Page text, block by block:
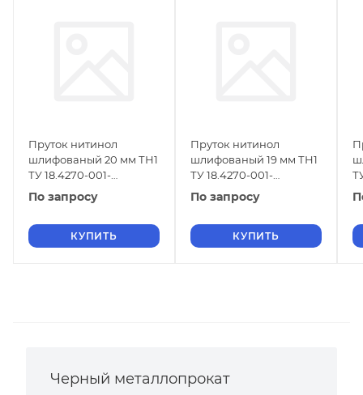
Пруток нитинол
шлифованый 20 мм ТН1
ТУ 18.4270-001-
16980791-2013
По запросу
КУПИТЬ
Пруток нитинол
шлифованый 19 мм ТН1
ТУ 18.4270-001-
16980791-2013
По запросу
КУПИТЬ
Черный металлопрокат